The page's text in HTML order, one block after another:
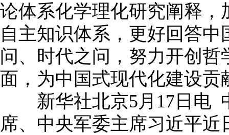
论体系化学理化研究阐释
自主知识体系，更好回答
问、时代之问，努力开创
面，为中国式现代化建设贡
新华社北京5月17日电
席、中央军委主席习近平